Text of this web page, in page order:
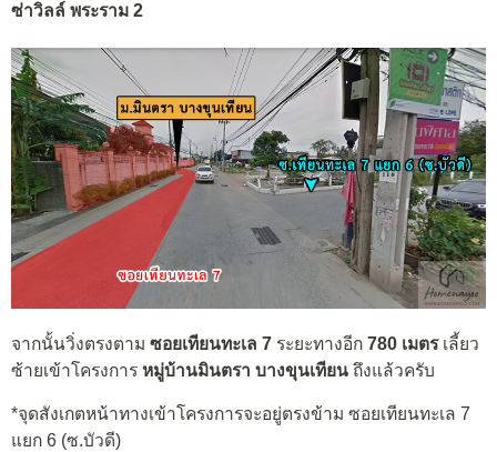
ซ่าวิลล์ พระราม 2
จากนั้นวิ่งตรงตาม ซอยเทียนทะเล 7 ระยะทางอีก 780 เมตรเลี้ยว
ซ้ายเข้าโครงการ หมู่บ้านมินตรา บางขุนเทียน ถึงแล้วครับ
*จุดสังเกตหน้าทางเข้าโครงการจะอยู่ตรงข้าม ซอยเทียนทะเล 7
แยก 6 (ซ.บัวดี)